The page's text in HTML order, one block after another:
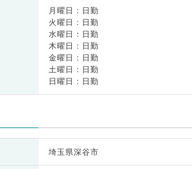
月曜日 : 日勤
火曜日 : 日勤
水曜日 : 日勤
木曜日 : 日勤
金曜日 : 日勤
土曜日 : 日勤
日曜日 : 日勤
埼玉県深谷市